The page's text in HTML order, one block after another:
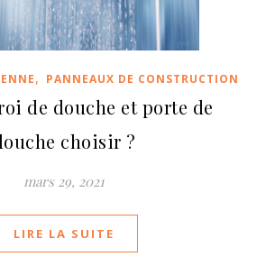
, PANNEAUX DE CONSTRUCTION
de douche et porte de
choisir ?
mars 29, 2021
LIRE LA SUITE